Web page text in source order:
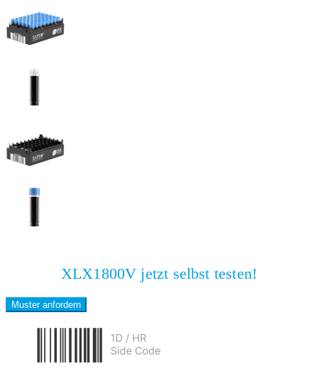
XLX1800V jetzt selbst testen!
Muster anfordern